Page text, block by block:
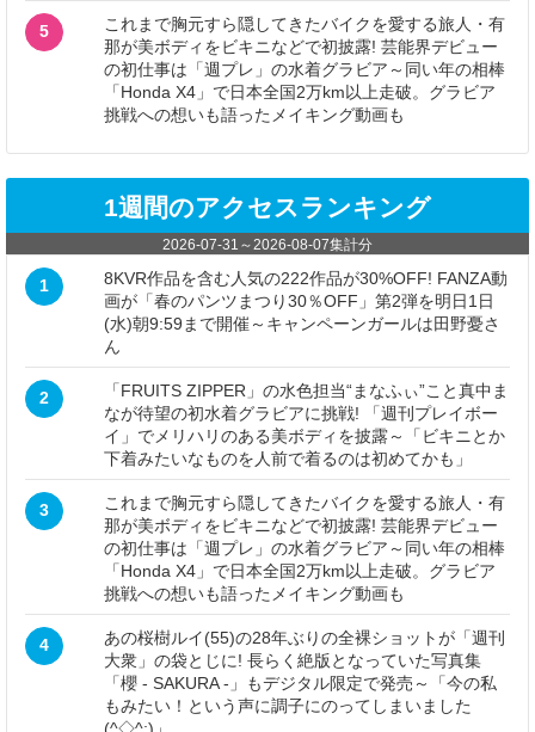
5
これまで胸元すら隠してきたバイクを愛する旅人・有
那が美ボディをビキニなどで初披露! 芸能界デビュー
の初仕事は「週プレ」の水着グラビア～同い年の相棒
「Honda X4」で日本全国2万km以上走破。グラビア
挑戦への想いも語ったメイキング動画も
1週間のアクセスランキング
2026-07-31 ～2026-08-07集計分
1
8KVR作品を含む人気の222作品が30%OFF! FANZA動
画が「春のパンツまつり30％OFF」第2弾を明日1日
(水)朝9:59まで開催～キャンペーンガールは田野憂さ
ん
2
「FRUITS ZIPPER」の水色担当“まなふぃ”こと真中ま
なが待望の初水着グラビアに挑戦! 「週刊プレイボー
イ」でメリハリのある美ボディを披露～「ビキニとか
下着みたいなものを人前で着るのは初めてかも」
3
これまで胸元すら隠してきたバイクを愛する旅人・有
那が美ボディをビキニなどで初披露! 芸能界デビュー
の初仕事は「週プレ」の水着グラビア～同い年の相棒
「Honda X4」で日本全国2万km以上走破。グラビア
挑戦への想いも語ったメイキング動画も
4
あの桜樹ルイ(55)の28年ぶりの全裸ショットが「週刊
大衆」の袋とじに! 長らく絶版となっていた写真集
「櫻 - SAKURA -」もデジタル限定で発売～「今の私
もみたい！という声に調子にのってしまいました